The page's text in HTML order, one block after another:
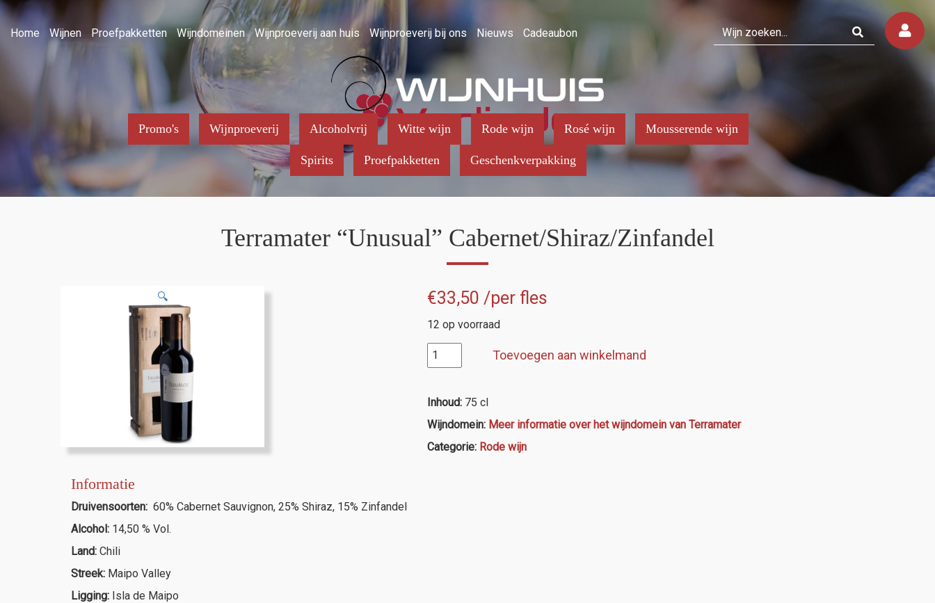
Home Wijnen Proefpakketten Wijndomeinen Wijnproeverij aan huis Wijnproeverij bij ons Nieuws Cadeaubon
Promo's Wijnproeverij Alcoholvrij Witte wijn Rode wijn Rosé wijn Mousserende wijn
Spirits Proefpakketten Geschenkverpakking
Terramater “Unusual” Cabernet/Shiraz/Zinfandel
🔍 €33,50 /per fles
12 op voorraad
Terramater
"Unusual"
aantal
Toevoegen aan winkelmand
Inhoud: 75 cl
Wijndomein: Meer informatie over het wijndomein van Terramater
Categorie: Rode wijn
Informatie
Druivensoorten: 60% Cabernet Sauvignon, 25% Shiraz, 15% Zinfandel
Alcohol: 14,50 % Vol.
Land: Chili
Streek: Maipo Valley
Ligging: Isla de Maipo